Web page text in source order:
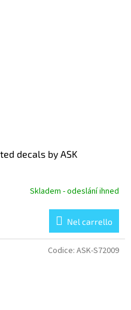
decals by ASK
Skladem - odeslání ihned
Nel carrello
Codice: ASK-S72009